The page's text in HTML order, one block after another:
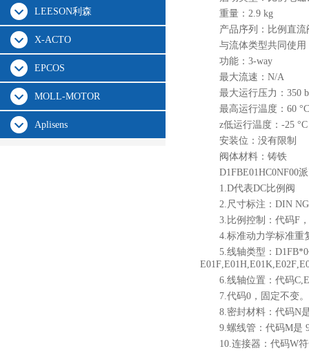
LEESON利森
X-ACTO
EPCOS
MOLL-MOTOR
Aplisens
重量：2.9 kg
产品序列：比例直流
与流体类型共同使用
功能：3-way
最大流速：N/A
最大运行压力：350
最高运行温度：60 °C
z低运行温度：-25 °C
安装位：没有限制
阀体材料：铸铁
D1FBE01HC0NF00
1.D代表DC比例阀
2.尺寸标注：DIN
3.比例控制：代码F
4.标准动力学标准重
5.线轴类型：
6.线轴位置：代码
7.代码0，固定不变。
8.密封材料：代码N
9.螺线管：代码M是
10.连接器：代码W